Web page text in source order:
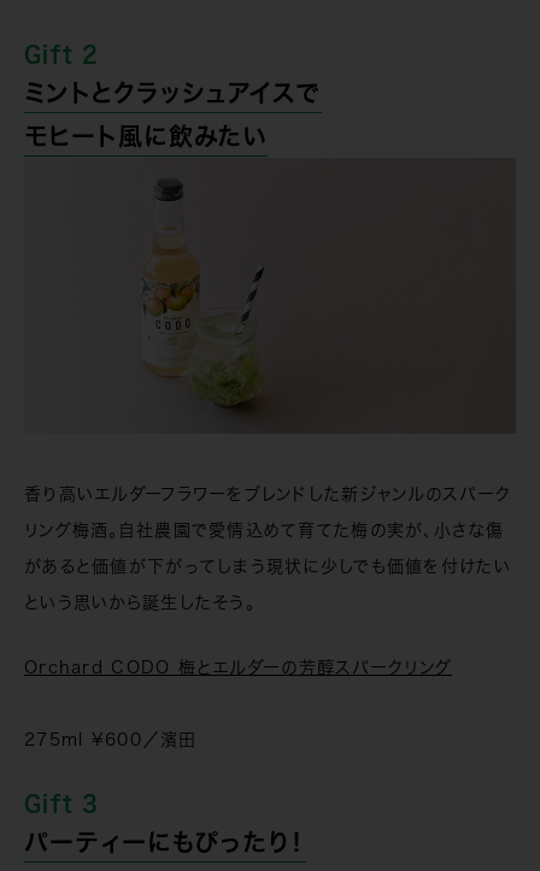
Gift 2
ミントとクラッシュアイスで
モヒート風に飲みたい
香り高いエルダーフラワーをブレンドした新ジャンルのスパーク
リング梅酒。自社農園で愛情込めて育てた梅の実が、小さな傷
があると価値が下がってしまう現状に少しでも価値を付けたい
という思いから誕生したそう。
Orchard CODO 梅とエルダーの芳醇スパークリング
275ml ¥600／濱田
Gift 3
パーティーにもぴったり！